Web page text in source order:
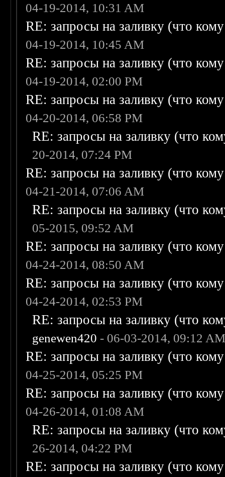
04-19-2014, 10:31 AM
RE: запросы на заливку (что
04-19-2014, 10:45 AM
RE: запросы на заливку (что
04-19-2014, 02:00 PM
RE: запросы на заливку (что
04-20-2014, 06:58 PM
RE: запросы на заливку (что
20-2014, 07:24 PM
RE: запросы на заливку (что
04-21-2014, 07:06 AM
RE: запросы на заливку (что
05-2015, 09:52 AM
RE: запросы на заливку (что
04-24-2014, 08:50 AM
RE: запросы на заливку (что
04-24-2014, 02:53 PM
RE: запросы на заливку (что
genewen420 - 06-03-2014, 09:12
RE: запросы на заливку (что
04-25-2014, 05:25 PM
RE: запросы на заливку (что
04-26-2014, 01:08 AM
RE: запросы на заливку (что
26-2014, 04:22 PM
RE: запросы на заливку (что